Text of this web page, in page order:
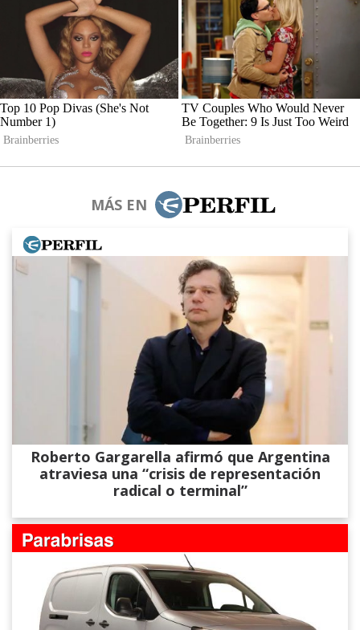
MÁS EN
Roberto Gargarella afirmó que Argentina
atraviesa una “crisis de representación
radical o terminal”